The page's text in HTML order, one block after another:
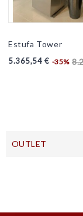
Estufa Tower
Preu
5.365,54 € -35%
OUTLET